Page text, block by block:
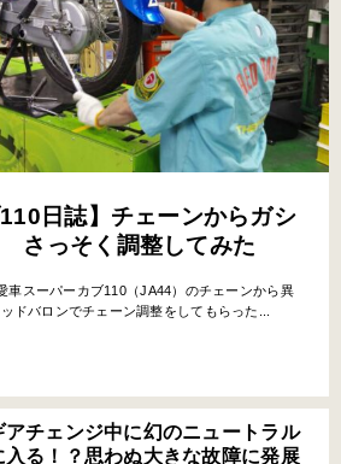
110日誌】チェーンからガシ
さっそく調整してみた
車スーパーカブ110（JA44）のチェーンから異
ドバロンでチェーン調整をしてもらった...
アチェンジ中に幻のニュートラル
入る！？思わぬ大きな故障に発展